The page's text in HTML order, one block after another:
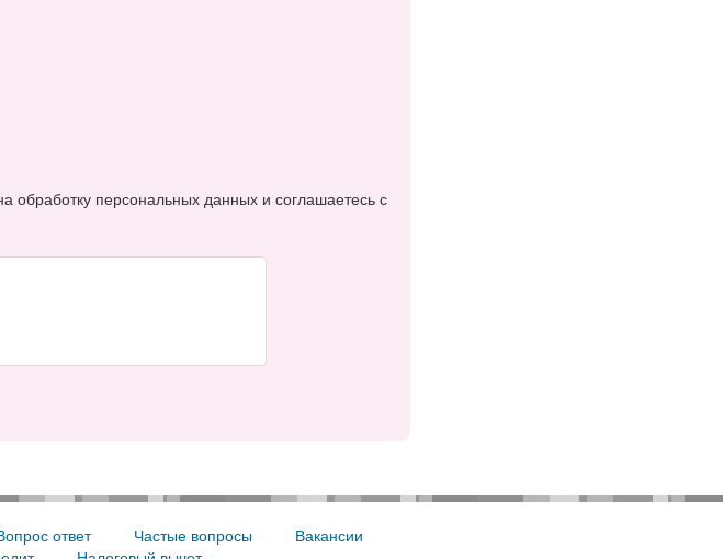
обработку персональных данных и соглашаетесь с
ответ Частые вопросы
Вакансии